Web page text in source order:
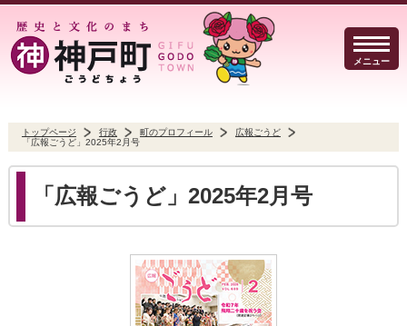
メニュー
行政
トップページ 行政 町のプロフィール
広報ごうど
「広報ごうど」2025年2月号
「広報ごうど」2025年2月号